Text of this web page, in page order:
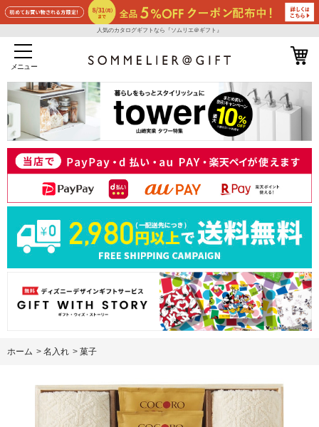
人気のカタログギフトなら『ソムリエ＠ギフト』
メニュー
ホーム > 名入れ > 菓子